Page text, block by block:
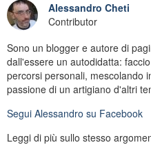
Alessandro Cheti
Contributor
Sono un blogger e autore di
dall'essere un autodidatta:
percorsi personali, mescolando
passione di un artigiano d'altri
Segui Alessandro su Facebook
Leggi di più sullo stesso